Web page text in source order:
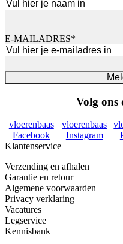
E-MAILADRES*
Volg ons
vloerenbaas
Facebook
vloerenbaas
Instagram
Klantenservice
Verzending en afhalen
Garantie en retour
Algemene voorwaarden
Privacy verklaring
Vacatures
Legservice
Kennisbank